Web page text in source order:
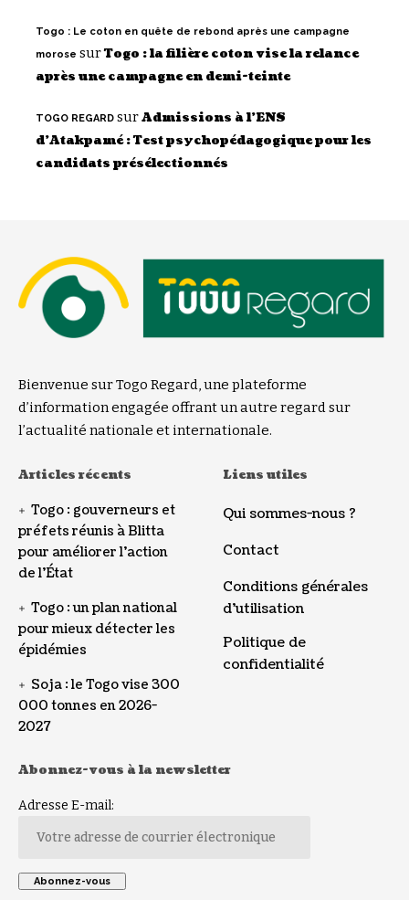
Togo : Le coton en quête de rebond après une campagne
morose surTogo : la filière coton vise la relance
après une campagne en demi-teinte
TOGO REGARD surAdmissions à l’ENS
d’Atakpamé : Test psychopédagogique pour les
candidats présélectionnés
Bienvenue sur Togo Regard, une plateforme
d’information engagée offrant un autre regard sur
l’actualité nationale et internationale.
Articles récents
Togo : gouverneurs et
préfets réunis à Blitta
pour améliorer l’action
de l’État
Togo : un plan national
pour mieux détecter les
épidémies
Soja : le Togo vise 300
000 tonnes en 2026-
2027
Liens utiles
Qui sommes-nous ?
Contact
Conditions générales
d’utilisation
Politique de
confidentialité
Abonnez-vous à la newsletter
Adresse E-mail: